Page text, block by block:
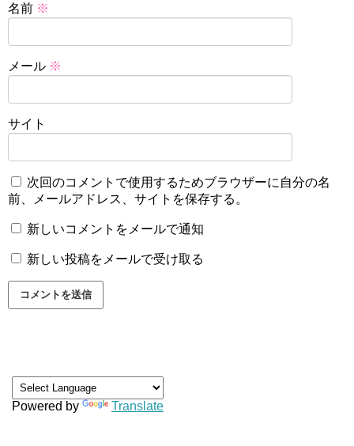
名前 ※
メール ※
サイト
次回のコメントで使用するためブラウザーに自分の名
前、メールアドレス、サイトを保存する。
新しいコメントをメールで通知
新しい投稿をメールで受け取る
Powered by Translate